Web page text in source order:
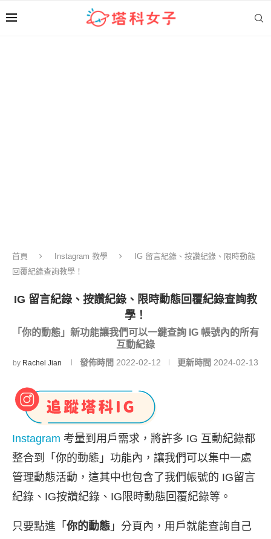
首頁 Instagram 教學
IG 留言紀錄、按讚紀錄、限時動態
回覆紀錄查詢教學！
IG 留言紀錄、按讚紀錄、限時動態回覆紀錄查詢教
學！
「你的動態」新功能讓我們可以一鍵查詢 IG 帳號內的所有
互動紀錄
by Rachel Jian 發佈時間 2022-02-12 更新時間 2024-02-13
Instagram 考量到用戶需求，將許多 IG 互動紀錄都
整合到「你的動態」功能內，讓我們可以集中一處
管理動態活動，這其中也包含了我們帳號的 IG留言
紀錄、IG按讚紀錄、IG限時動態回覆紀錄等。
只要點進「 你的動態 」分頁內，用戶就能查詢自己